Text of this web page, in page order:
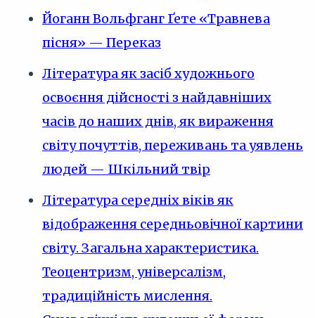
Йоганн Вольфганг Ґете «Травнева
пісня» — Переказ
Література як засіб художнього
освоєння дійсності з найдавніших
часів до наших днів, як вираження
світу почуттів, переживань та уявлень
людей — Шкільний твір
Література середніх віків як
відображення середньовічної картини
світу. Загальна характеристика.
Теоцентризм, універсалізм,
традиційність мислення.